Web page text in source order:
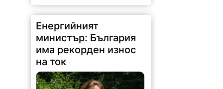
Енергийният
министър: България
има рекорден износ
на ток